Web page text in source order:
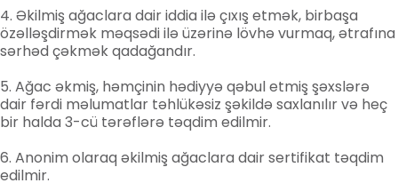
Əkilmiş ağaclara dair iddia ilə çıxış etmək, birbaşa
özəlləşdirmək məqsədi ilə üzərinə lövhə vurmaq, ətrafına
sərhəd çəkmək qadağandır.
Ağac əkmiş, həmçinin hədiyyə qəbul etmiş şəxslərə
dair fərdi məlumatlar təhlükəsiz şəkildə saxlanılır və heç
bir halda 3-cü tərəflərə təqdim edilmir.
Anonim olaraq əkilmiş ağaclara dair sertifikat təqdim
edilmir.